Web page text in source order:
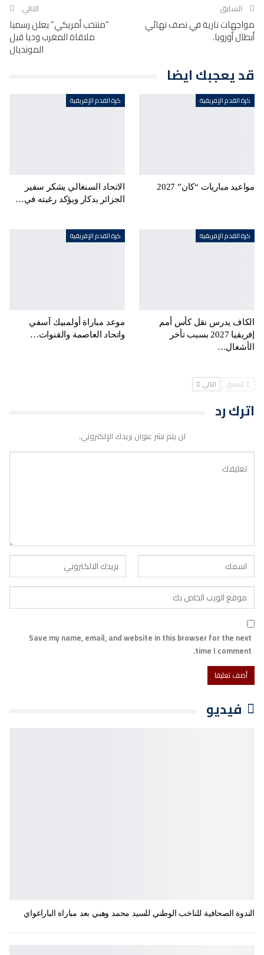
السابق
مواجهات نارية في نصف نهائي
أبطال أوروبا.
التالي
“منتخب أمريكي” يعلن رسميا
ملاقاة المغرب وديا قبل
المونديال
قد يعجبك ايضا
كرة القدم الإفريقية
مواعيد مباريات “كان” 2027
كرة القدم الإفريقية
الاتحاد السنغالي يشكر سفير
الجزائر بدكار ويؤكد رغبته في…
كرة القدم الإفريقية
الكاف يدرس نقل كأس أمم
إفريقيا 2027 بسبب تأخر
الأشغال…
كرة القدم الإفريقية
موعد مباراة أولمبيك آسفي
واتحاد العاصمة والقنوات…
السابق التالي
اترك رد
لن يتم نشر عنوان بريدك الإلكتروني.
Save my name, email, and website in this browser for the next
time I comment.
فيديو
الندوة الصحافية للناخب الوطني للسيد محمد وهبي بعد مباراة الباراغواي